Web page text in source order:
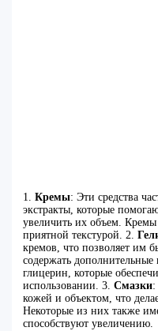
1.Кремы: Эти средства
экстракты, которые
увеличить их объем. Кремы
приятной текстурой. 2.
кремов, что позволяет им
содержать
глицерин, которые
использовании. 3.Смазки:
кожей и объектом, что
Некоторые из них также
способствуют увеличению.